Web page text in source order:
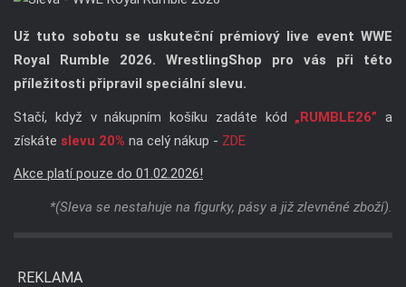
Už tuto sobotu se uskuteční prémiový live event WWE
Royal Rumble 2026. WrestlingShop pro vás při této
příležitosti připravil speciální slevu.
Stačí, když v nákupním košíku zadáte kód „RUMBLE26” a
získáte slevu 20% na celý nákup - ZDE
Akce platí pouze do 01.02.2026!
*(Sleva se nestahuje na figurky, pásy a již zlevněné zboží).
REKLAMA